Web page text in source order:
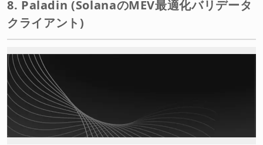
8. Paladin (SolanaのMEV最適化バリデータ
クライアント)